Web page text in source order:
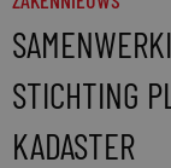
STICHTING
KADASTER